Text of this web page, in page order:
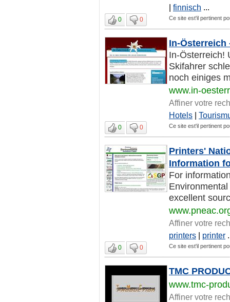
| finnisch ...
0 0 Ce site est'il pertinent
In-Österreich
In-Österreich!
Skifahrer
noch einiges
www.in-
Affiner votre
Hotels |
0 0 Ce site est'il pertinent
Printers'
Information
For
excellent
Affiner votre
printers | printer
0 0 Ce site est'il pertinent
TMC
www.tmc-
Affiner votre